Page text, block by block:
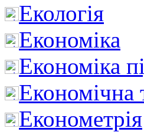
Екологія
Економіка
Економіка
Економічна
Економетрія